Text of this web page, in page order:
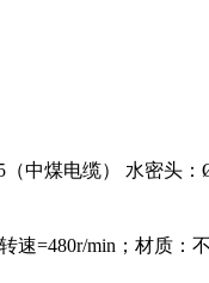
中煤电缆） 水密头：
速=480r/min；材质：